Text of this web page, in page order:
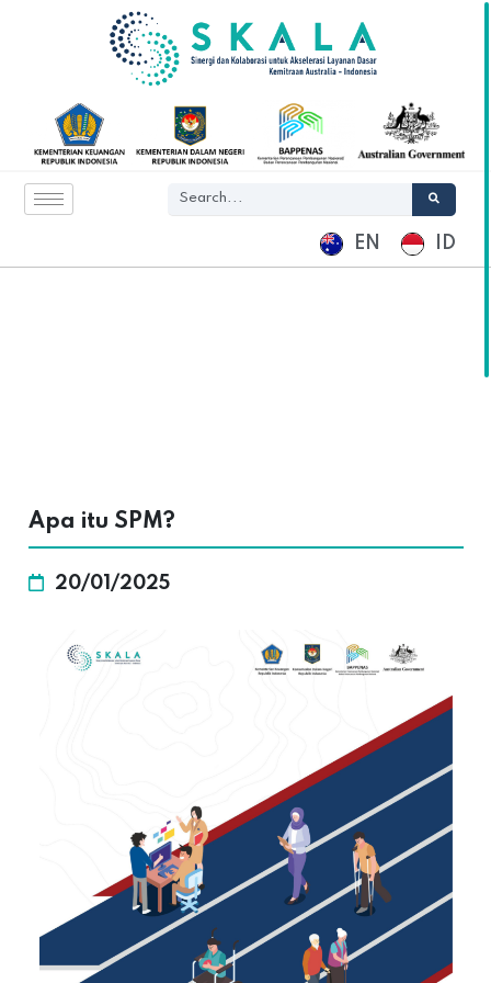
EN ID
Apa itu SPM?
20/01/2025